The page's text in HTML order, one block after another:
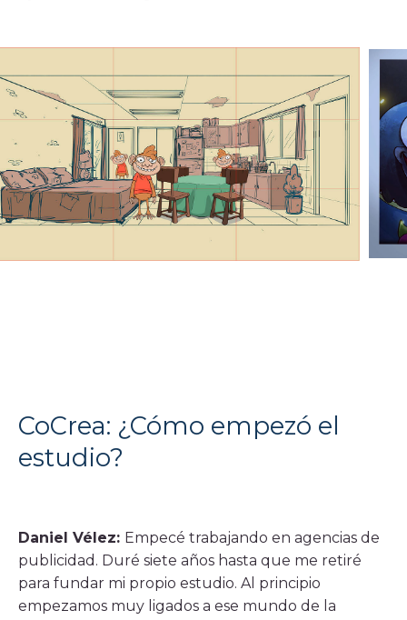
CoCrea: ¿Cómo empezó el
estudio?
Daniel Vélez: Empecé trabajando en agencias de
publicidad. Duré siete años hasta que me retiré
para fundar mi propio estudio. Al principio
empezamos muy ligados a ese mundo de la